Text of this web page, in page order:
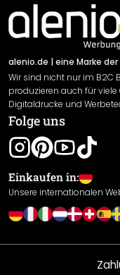
Newsletter An-/
Impressum
Versand &
Rücksendung
Widerrufsrecht
Gewährleistung
Leistungserklärung
Cookie
alenio.de | eine Marke
Wir sind nicht nur im B2C
produzieren auch für
Digitaldrucke und
Folge uns
Einkaufen in:
Unsere internationalen